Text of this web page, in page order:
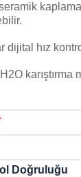
dijital hız
karıştırma
Doğruluğu